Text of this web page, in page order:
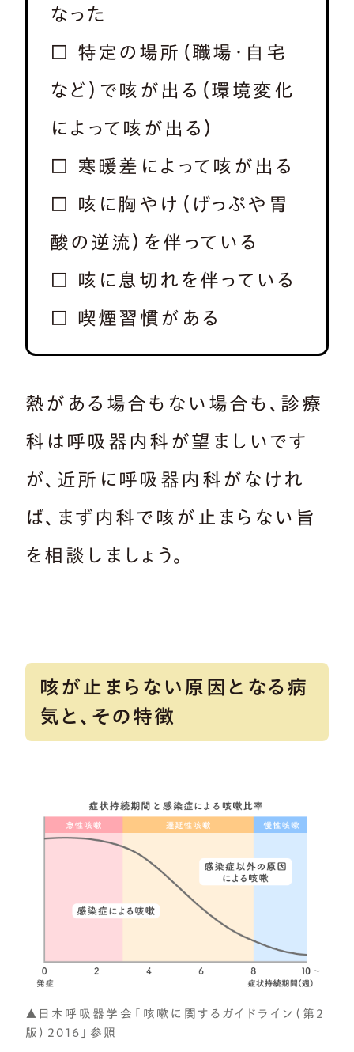
なった
□ 特定の場所（職場・自宅
など）で咳が出る（環境変化
によって咳が出る）
□ 寒暖差によって咳が出る
□ 咳に胸やけ（げっぷや胃
酸の逆流）を伴っている
□ 咳に息切れを伴っている
□ 喫煙習慣がある
熱がある場合もない場合も、診療
科は呼吸器内科が望ましいです
が、近所に呼吸器内科がなけれ
ば、まず内科で咳が止まらない旨
を相談しましょう。
咳が止まらない原因となる病
気と、その特徴
▲日本呼吸器学会「咳嗽に関するガイドライン（第2
版）2016」参照